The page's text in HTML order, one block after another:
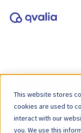
This website stores
cookies are used to
interact with our
you. We use this
Zoeken
naar